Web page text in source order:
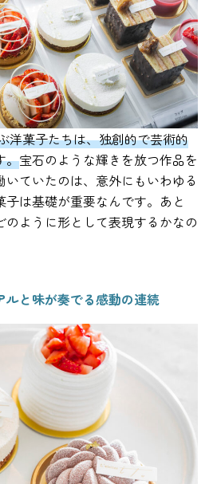
洋菓子たちは、独創的で芸術的
。宝石のような輝きを放つ作品を
ていたのは、意外にもいわゆる
は基礎が重要なんです。あと
のように形として表現するかなの
ルと味が奏でる感動の連続